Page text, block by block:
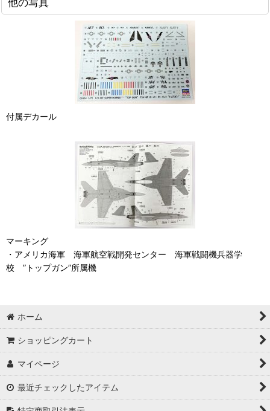
付属デカール
マーキング
・アメリカ海軍 海軍航空戦開発センター 海軍戦闘機兵器学
校 ”トップガン”所属機
ホーム
ショッピングカート
マイページ
最近チェックしたアイテム